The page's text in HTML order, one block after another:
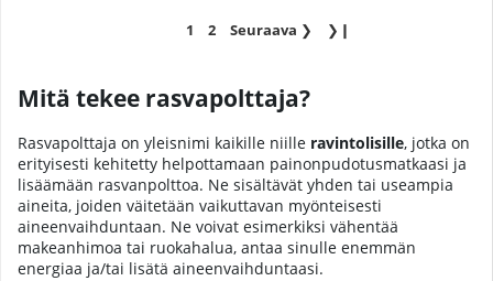
1 2 Seuraava ❯ ❯❙
Mitä tekee rasvapolttaja?
Rasvapolttaja on yleisnimi kaikille niille ravintolisille, jotka on
erityisesti kehitetty helpottamaan painonpudotusmatkaasi ja
lisäämään rasvanpolttoa. Ne sisältävät yhden tai useampia
aineita, joiden väitetään vaikuttavan myönteisesti
aineenvaihduntaan. Ne voivat esimerkiksi vähentää
makeanhimoa tai ruokahalua, antaa sinulle enemmän
energiaa ja/tai lisätä aineenvaihduntaasi.